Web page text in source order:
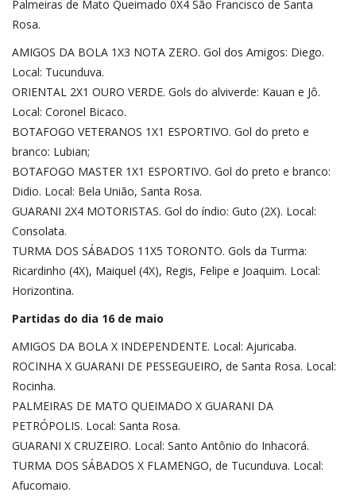
Palmeiras de Mato Queimado 0X4 São Francisco de Santa
Rosa.
AMIGOS DA BOLA 1X3 NOTA ZERO. Gol dos Amigos: Diego.
Local: Tucunduva.
ORIENTAL 2X1 OURO VERDE. Gols do alviverde: Kauan e Jô.
Local: Coronel Bicaco.
BOTAFOGO VETERANOS 1X1 ESPORTIVO. Gol do preto e
branco: Lubian;
BOTAFOGO MASTER 1X1 ESPORTIVO. Gol do preto e branco:
Didio. Local: Bela União, Santa Rosa.
GUARANI 2X4 MOTORISTAS. Gol do índio: Guto (2X). Local:
Consolata.
TURMA DOS SÁBADOS 11X5 TORONTO. Gols da Turma:
Ricardinho (4X), Maiquel (4X), Regis, Felipe e Joaquim. Local:
Horizontina.
Partidas do dia 16 de maio
AMIGOS DA BOLA X INDEPENDENTE. Local: Ajuricaba.
ROCINHA X GUARANI DE PESSEGUEIRO, de Santa Rosa. Local:
Rocinha.
PALMEIRAS DE MATO QUEIMADO X GUARANI DA
PETRÓPOLIS. Local: Santa Rosa.
GUARANI X CRUZEIRO. Local: Santo Antônio do Inhacorá.
TURMA DOS SÁBADOS X FLAMENGO, de Tucunduva. Local:
Afucomaio.